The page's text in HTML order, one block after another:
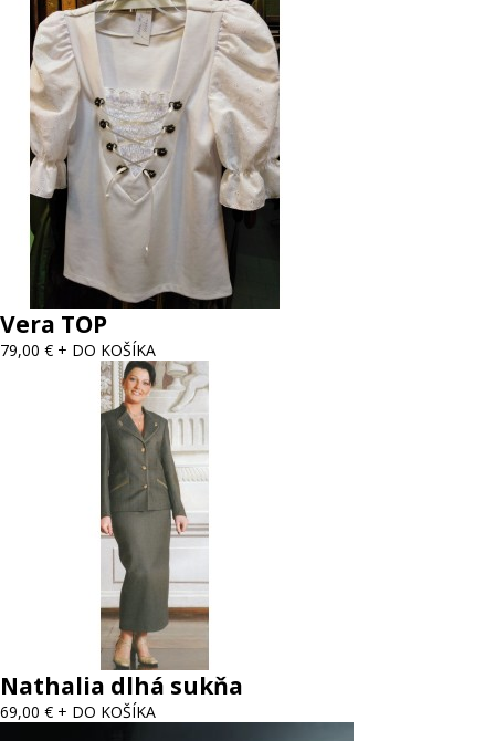
Vera TOP
79,00 € + DO KOŠÍKA
Nathalia dlhá sukňa
69,00 € + DO KOŠÍKA